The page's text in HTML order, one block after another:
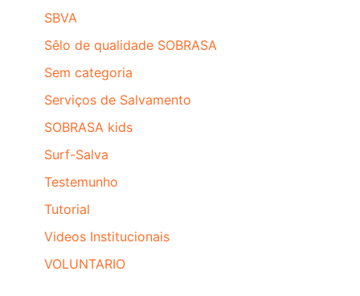
SBVA
Sêlo de qualidade SOBRASA
Sem categoria
Serviços de Salvamento
SOBRASA kids
Surf-Salva
Testemunho
Tutorial
Videos Institucionais
VOLUNTARIO